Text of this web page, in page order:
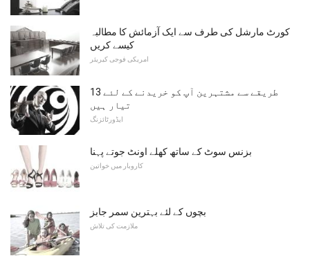
کورٹ مارشل کی طرف سے ایک آزمائش کا مطالبہ
کیسے کریں
امریکی فوجی کیریئر
13 طریقے سے مشتہرین آپ کو خریدنے کے لئے
تیار ہیں
ایڈورٹائزنگ
بزنس سوٹ کے ساتھ کھلے اونٹ جوتے پہنا
کاروبار میں خواتین
بچوں کے لئے بہترین سمر جابز
ملازمت کی تلاش